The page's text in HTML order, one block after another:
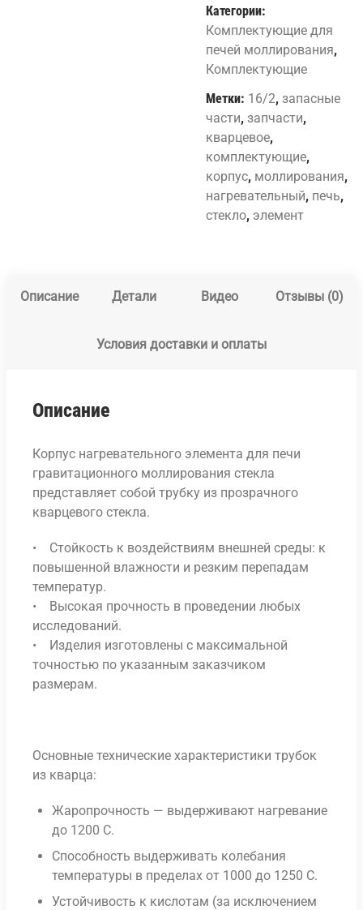
Категории:
Комплектующие для
печей моллирования,
Комплектующие
Метки: 16/2, запасные
части, запчасти,
кварцевое,
комплектующие,
корпус, моллирования,
нагревательный, печь,
стекло, элемент
Описание Детали Видео Отзывы (0)
Условия доставки и оплаты
Описание
Корпус нагревательного элемента для печи
гравитационного моллирования стекла
представляет собой трубку из прозрачного
кварцевого стекла.
• Стойкость к воздействиям внешней среды: к
повышенной влажности и резким перепадам
температур.
• Высокая прочность в проведении любых
исследований.
• Изделия изготовлены с максимальной
точностью по указанным заказчиком
размерам.
Основные технические характеристики трубок
из кварца:
Жаропрочность — выдерживают нагревание
до 1200 С.
Способность выдерживать колебания
температуры в пределах от 1000 до 1250 С.
Устойчивость к кислотам (за исключением